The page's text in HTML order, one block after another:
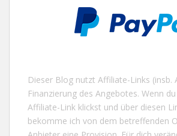
Dieser Blog nutzt Affiliate-Links (insb.
Finanzierung des Angebotes. Wenn
Affiliate-Link klickst und über diesen
bekomme ich von dem betreffenden